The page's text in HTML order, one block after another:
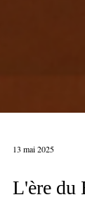
13 mai 2025